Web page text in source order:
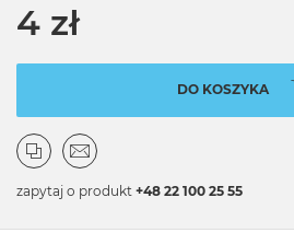
4 zł
DO KOSZYKA
zapytaj o produkt +48 22 100 25 55